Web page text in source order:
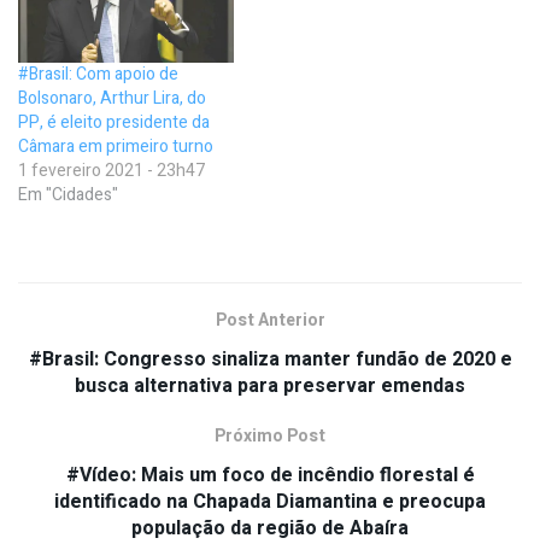
#Brasil: Com apoio de
Bolsonaro, Arthur Lira, do
PP, é eleito presidente da
Câmara em primeiro turno
1 fevereiro 2021 - 23h47
Em "Cidades"
Post Anterior
#Brasil: Congresso sinaliza manter fundão de 2020 e
busca alternativa para preservar emendas
Próximo Post
#Vídeo: Mais um foco de incêndio florestal é
identificado na Chapada Diamantina e preocupa
população da região de Abaíra